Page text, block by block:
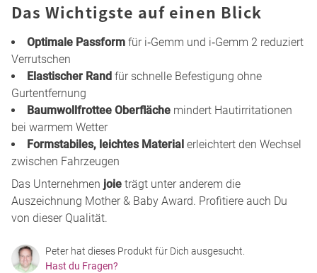
Das Wichtigste auf einen Blick
Optimale Passform für i‑Gemm und i‑Gemm 2 reduziert
Verrutschen
Elastischer Rand für schnelle Befestigung ohne
Gurtentfernung
Baumwollfrottee Oberfläche mindert Hautirritationen
bei warmem Wetter
Formstabiles, leichtes Material erleichtert den Wechsel
zwischen Fahrzeugen
Das Unternehmen joie trägt unter anderem die
Auszeichnung Mother & Baby Award. Profitiere auch Du
von dieser Qualität.
Peter hat dieses Produkt für Dich ausgesucht.
Hast du Fragen?